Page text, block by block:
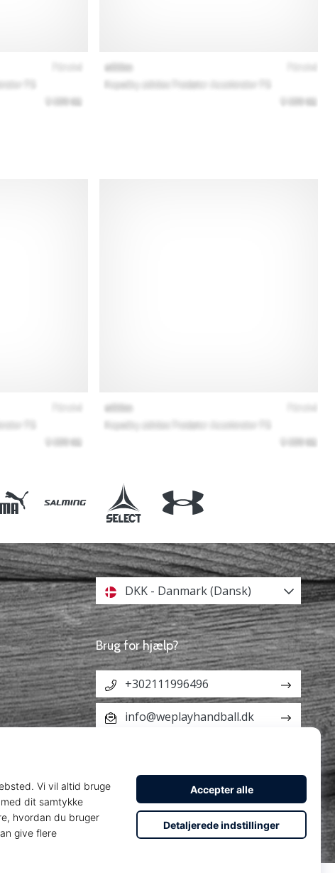
DKK - Danmark (Dansk)
Brug for hjælp?
+302111996496
info@weplayhandball.dk